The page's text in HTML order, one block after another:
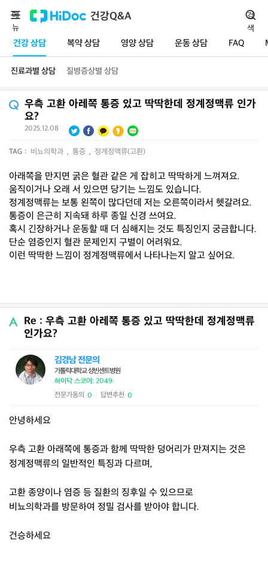
건강Q&A
건강 상담 복약 상담 영양 상담 운동 상담 FAQ
메
뉴
검
색
진료과별 상담 질병증상별 상담
우측 고환 아레쪽 통증 있고 딱딱한데 정계정맥류 인가
요?
2025.12.08
TAG : 비뇨의학과 , 통증 , 정계정맥류(고환)
아래쪽을 만지면 굵은 혈관 같은 게 잡히고 딱딱하게 느껴져요.
움직이거나 오래 서 있으면 당기는 느낌도 있습니다.
정계정맥류는 보통 왼쪽이 많다던데 저는 오른쪽이라서 헷갈려요.
통증이 은근히 지속돼 하루 종일 신경 쓰여요.
혹시 긴장하거나 운동할 때 더 심해지는 것도 특징인지 궁금합니다.
단순 염증인지 혈관 문제인지 구별이 어려워요.
이런 딱딱한 느낌이 정계정맥류에서 나타나는지 알고 싶어요.
Re : 우측 고환 아레쪽 통증 있고 딱딱한데 정계정맥류
인가요?
김경남 전문의
가톨릭대학교 성빈센트병원
하이닥 스코어: 2049
전문가동의 0 답변추천 0
안녕하세요
우측 고환 아래쪽에 통증과 함께 딱딱한 덩어리가 만져지는 것은
정계정맥류의 일반적인 특징과 다르며,
고환 종양이나 염증 등 질환의 징후일 수 있으므로
비뇨의학과를 방문하여 정밀 검사를 받아야 합니다.
건승하세요